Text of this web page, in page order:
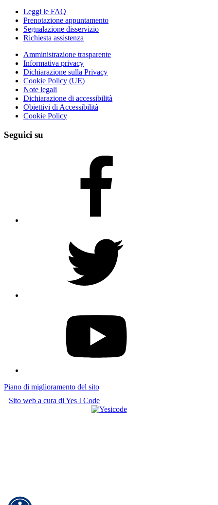
Leggi le FAQ
Prenotazione appuntamento
Segnalazione disservizio
Richiesta assistenza
Amministrazione trasparente
Informativa privacy
Dichiarazione sulla Privacy
Cookie Policy (UE)
Note legali
Dichiarazione di accessibilità
Obiettivi di Accessibilità
Cookie Policy
Seguici su
Piano di miglioramento del sito
Sito web a cura di Yes I Code